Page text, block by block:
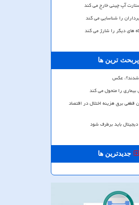
آپ چینی خارج می کند
را شناسایی می کند
های دیگر را شارژ می کند
پربحث ترین ها
شدند؟، عکس
را متحول می کند
قطعی برق هزینه اختلال در اقتصاد
باید برطرف شود
جدیدترین ها